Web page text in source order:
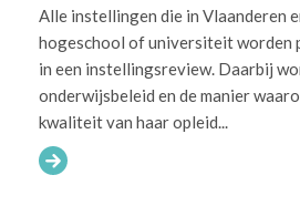
Alle instellingen die in Vlaanderen
hogeschool of universiteit worden
in een instellingsreview. Daarbij
onderwijsbeleid en de manier
kwaliteit van haar opleid...